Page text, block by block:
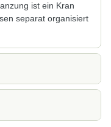
ist ein Kran
separat organisiert